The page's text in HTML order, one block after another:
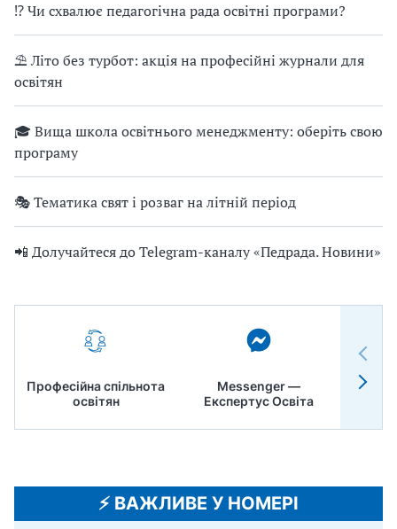
⁉ Чи схвалює педагогічна рада освітні програми?
⛱ Літо без турбот: акція на професійні журнали для
освітян
🎓 Вища школа освітнього менеджменту: оберіть свою
програму
🎭 Тематика свят і розваг на літній період
📲 Долучайтеся до Telegram-каналу «Педрада. Новини»
Професійна спільнота
освітян
Messenger —
Експертус Освіта
⚡️ ВАЖЛИВЕ У НОМЕРІ